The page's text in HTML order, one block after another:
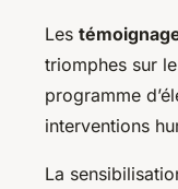
Les
triomphes sur
programme
interventions
La